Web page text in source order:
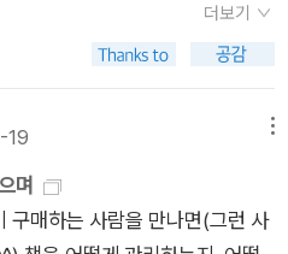
용인해버린, 나아가 전시체제에
판하면서, 이에 대한 통렬한 성
지 후지타 쇼오조오의 <전향의
.. cf. 저자의 논의를 둘러싼 격
다른 개입을 통해 이루어져야
는 바일지도..
더 높다는 것이다. 건강을 촉진하
도 좋지만, 문제는 고학력 부자들
을수록 규칙적으로 운동하고, 예
고, 적절한 체중을 유지하기에
러드에 연두부 먹을 수 있는 조
수밖에 없는 조건도 있다. ​장수
더보기
19
며
구매하는 사람을 만나면(그런 사